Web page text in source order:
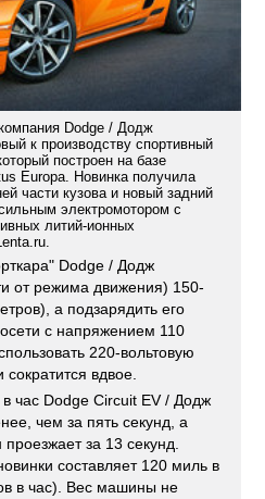
Dodge / Додж
к производству спортивный
построен на базе
Europa. Новинка получила
части кузова и новый задний
электромотором с
литий-ионных
Dodge / Додж
от режима движения) 150-
а подзарядить его
с напряжением 110
220-вольтовую
сократится вдвое.
час Dodge Circuit EV / Додж
чем за пять секунд, а
за 13 секунд.
составляет 120 миль в
в час). Вес машины не